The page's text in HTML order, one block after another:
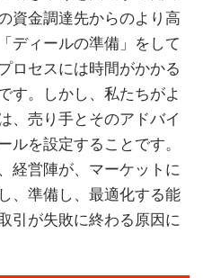
資金調達先からのより高
ディールの準備」をして
ロセスには時間がかかる
す。しかし、私たちがよ
、売り手とそのアドバイ
ルを設定することです。
経営陣が、マーケットに
、準備し、最適化する能
引が失敗に終わる原因に